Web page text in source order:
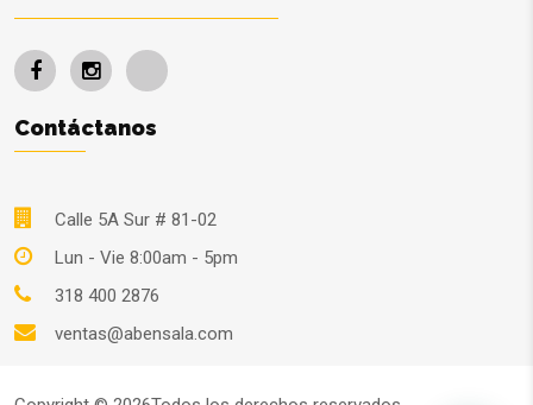
Contáctanos
Calle 5A Sur # 81-02
Lun - Vie 8:00am - 5pm
318 400 2876
ventas@abensala.com